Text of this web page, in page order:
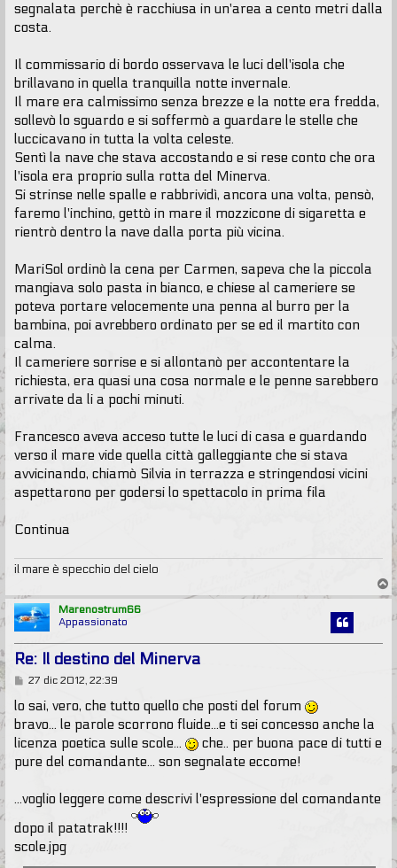
segnalata perchè è racchiusa in un'area a cento metri dalla
costa.
Il commissario di bordo osservava le luci dell'isola che
brillavano in quella tranquilla notte invernale.
Il mare era calmissimo senza brezze e la notte era fredda,
sollevò lo sguardo e si soffermò a guardare le stelle che
luccicavano in tutta la volta celeste.
Sentì la nave che stava accostando e si rese conto che ora
l'isola era proprio sulla rotta del Minerva.
Si strinse nelle spalle e rabbrividì, ancora una volta, pensò,
faremo l'inchino, gettò in mare il mozzicone di sigaretta e
rientrò dentro la nave dalla porta più vicina.
MariSol ordinò la cena per Carmen, sapeva che la piccola
mangiava solo pasta in bianco, e chiese al cameriere se
poteva portare velocemente una penna al burro per la
bambina, poi avrebbero ordinato per se ed il martito con
calma.
Il cameriere sorrise e si allontanò per accontentare la
richiesta, era quasi una cosa normale e le penne sarebbero
arrivate da li a pochi minuti.
Francesco aveva acceso tutte le luci di casa e guardando
verso il mare vide quella città galleggiante che si stava
avvicinando, chiamò Silvia in terrazza e stringendosi vicini
aspettarono per godersi lo spettacolo in prima fila
Continua
il mare è specchio del cielo
T
o
Marenostrum66
Appassionato
Re: Il destino del Minerva
M
s
a
g
i
27 dic 2012, 22:39
lo sai, vero, che tutto quello che posti del forum
bravo... le parole scorrono fluide...e ti sei concesso anche la
licenza poetica sulle scole...
che.. per buona pace di tutti e
pure del comandante... son segnalate eccome!
...voglio leggere come descrivi l'espressione del comandante
dopo il patatrak!!!!
scole.jpg